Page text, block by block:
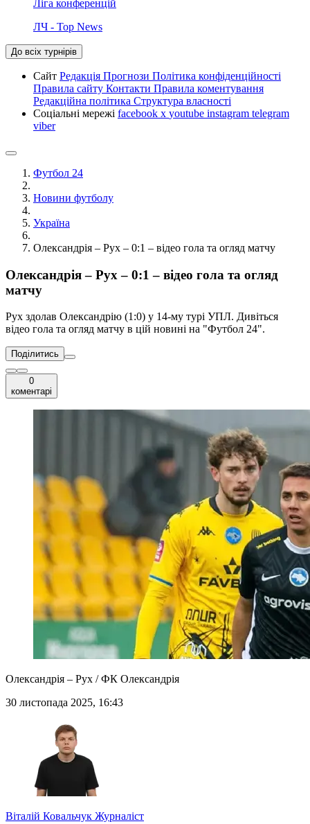
Ліга конференцій
ЛЧ - Top News
До всіх турнірів
Сайт Редакція Прогнози Політика конфіденційності
Правила сайту Контакти Правила коментування
Редакційна політика Структура власності
Соціальні мережі facebook x youtube instagram telegram
viber
Футбол 24
Новини футболу
Україна
Олександрія – Рух – 0:1 – відео гола та огляд матчу
Олександрія – Рух – 0:1 – відео гола та огляд
матчу
Рух здолав Олександрію (1:0) у 14-му турі УПЛ. Дивіться
відео гола та огляд матчу в цій новині на "Футбол 24".
Поділитись
0
коментарі
Олександрія – Рух / ФК Олександрія
30 листопада 2025, 16:43
Віталій Ковальчук Журналіст